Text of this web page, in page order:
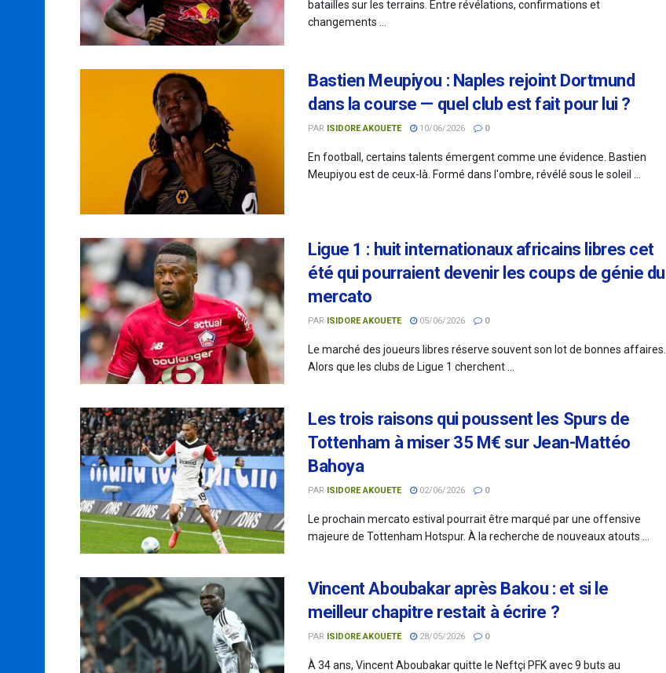
batailles sur les terrains. Entre révélations, confirmations et
changements ...
Bastien Meupiyou : Naples rejoint Dortmund
dans la course — quel club est fait pour lui ?
PAR ISIDORE AKOUETE 10/06/2026 0
En football, certains talents émergent comme une évidence. Bastien
Meupiyou est de ceux-là. Formé dans l'ombre, révélé sous le soleil ...
Ligue 1 : huit internationaux africains libres cet
été qui pourraient devenir les coups de génie du
mercato
PAR ISIDORE AKOUETE 05/06/2026 0
Le marché des joueurs libres réserve souvent son lot de bonnes affaires.
Alors que les clubs de Ligue 1 cherchent ...
Les trois raisons qui poussent les Spurs de
Tottenham à miser 35 M€ sur Jean-Mattéo
Bahoya
PAR ISIDORE AKOUETE 02/06/2026 0
Le prochain mercato estival pourrait être marqué par une offensive
majeure de Tottenham Hotspur. À la recherche de nouveaux atouts ...
Vincent Aboubakar après Bakou : et si le
meilleur chapitre restait à écrire ?
PAR ISIDORE AKOUETE 28/05/2026 0
À 34 ans, Vincent Aboubakar quitte le Neftçi PFK avec 9 buts au